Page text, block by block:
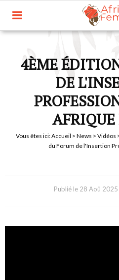
4ÈME
DE
Vous êtes ici:Accueil > News > Vidéos
du Forum de l'Insertion
Publié le 28 Aoû 2025